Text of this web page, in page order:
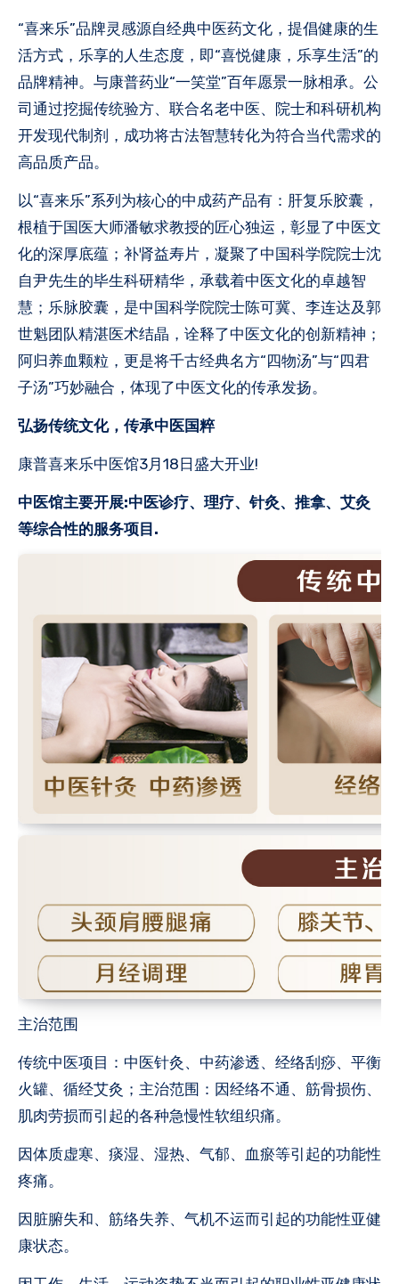
“喜来乐”品牌灵感源自经典中医药文化，提倡健康的生
活方式，乐享的人生态度，即“喜悦健康，乐享生活”的
品牌精神。与康普药业“一笑堂”百年愿景一脉相承。公
司通过挖掘传统验方、联合名老中医、院士和科研机构
开发现代制剂，成功将古法智慧转化为符合当代需求的
高品质产品。
以“喜来乐”系列为核心的中成药产品有：肝复乐胶囊，
根植于国医大师潘敏求教授的匠心独运，彰显了中医文
化的深厚底蕴；补肾益寿片，凝聚了中国科学院院士沈
自尹先生的毕生科研精华，承载着中医文化的卓越智
慧；乐脉胶囊，是中国科学院院士陈可冀、李连达及郭
世魁团队精湛医术结晶，诠释了中医文化的创新精神；
阿归养血颗粒，更是将千古经典名方“四物汤”与“四君
子汤”巧妙融合，体现了中医文化的传承发扬。
弘扬传统文化，传承中医国粹
康普喜来乐中医馆3月18日盛大开业!
中医馆主要开展:中医诊疗、理疗、针灸、推拿、艾灸
等综合性的服务项目.
主治范围
传统中医项目：中医针灸、中药渗透、经络刮痧、平衡
火罐、循经艾灸；主治范围：因经络不通、筋骨损伤、
肌肉劳损而引起的各种急慢性软组织痛。
因体质虚寒、痰湿、湿热、气郁、血瘀等引起的功能性
疼痛。
因脏腑失和、筋络失养、气机不运而引起的功能性亚健
康状态。